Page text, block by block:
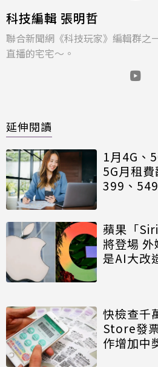
科技編輯 張明哲
聯合新聞網《科技玩家》編輯群之
直播的宅宅～。
延伸閱讀
1月4G、
5G月租費
399、
蘋果「
將登場 外
是AI大改
快檢查千
Store發
作增加中